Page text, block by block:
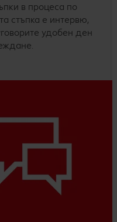
в процеса по
стъпка е интервю,
удобен ден